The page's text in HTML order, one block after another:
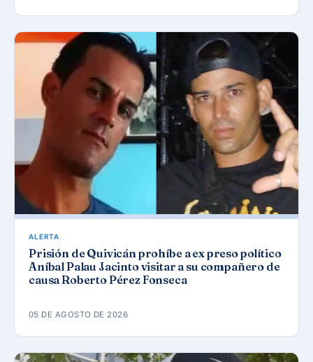
ALERTA
Prisión de Quivicán prohíbe a ex preso político
Aníbal Palau Jacinto visitar a su compañero de
causa Roberto Pérez Fonseca
05 DE AGOSTO DE 2026